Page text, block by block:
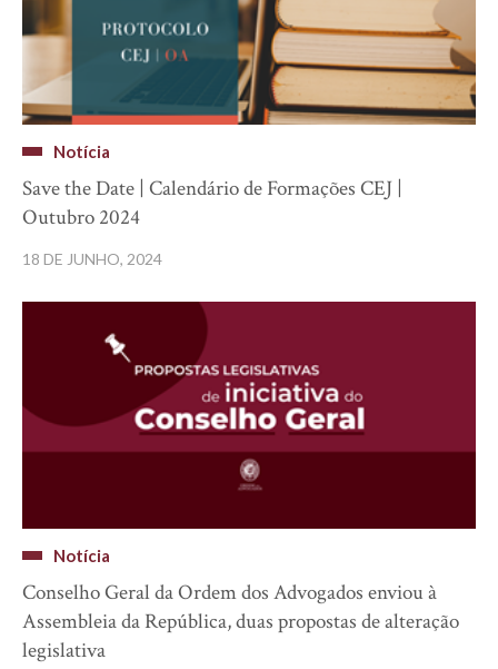
Notícia
Save the Date | Calendário de Formações CEJ |
Outubro 2024
18 DE JUNHO, 2024
Notícia
Conselho Geral da Ordem dos Advogados enviou à
Assembleia da República, duas propostas de alteração
legislativa